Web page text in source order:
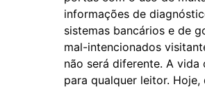
informações de
sistemas bancários e de
mal-intencionados
não será diferente. A
para qualquer leitor.